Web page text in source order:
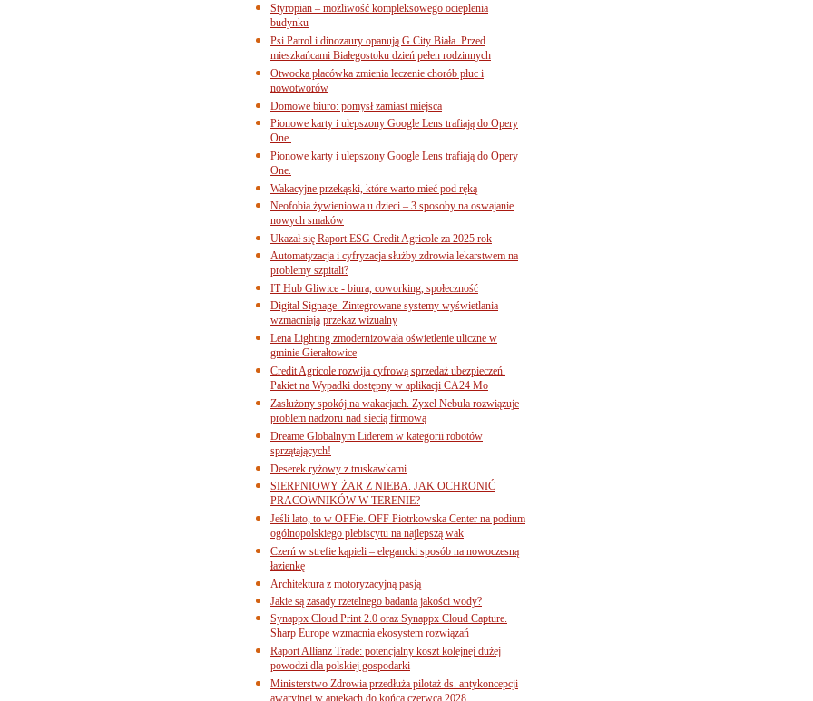
Styropian – możliwość kompleksowego ocieplenia
budynku
Psi Patrol i dinozaury opanują G City Biała. Przed
mieszkańcami Białegostoku dzień pełen rodzinnych
Otwocka placówka zmienia leczenie chorób płuc i
nowotworów
Domowe biuro: pomysł zamiast miejsca
Pionowe karty i ulepszony Google Lens trafiają do Opery
One.
Pionowe karty i ulepszony Google Lens trafiają do Opery
One.
Wakacyjne przekąski, które warto mieć pod ręką
Neofobia żywieniowa u dzieci – 3 sposoby na oswajanie
nowych smaków
Ukazał się Raport ESG Credit Agricole za 2025 rok
Automatyzacja i cyfryzacja służby zdrowia lekarstwem na
problemy szpitali?
IT Hub Gliwice - biura, coworking, społeczność
Digital Signage. Zintegrowane systemy wyświetlania
wzmacniają przekaz wizualny
Lena Lighting zmodernizowała oświetlenie uliczne w
gminie Gierałtowice
Credit Agricole rozwija cyfrową sprzedaż ubezpieczeń.
Pakiet na Wypadki dostępny w aplikacji CA24 Mo
Zasłużony spokój na wakacjach. Zyxel Nebula rozwiązuje
problem nadzoru nad siecią firmową
Dreame Globalnym Liderem w kategorii robotów
sprzątających!
Deserek ryżowy z truskawkami
SIERPNIOWY ŻAR Z NIEBA. JAK OCHRONIĆ
PRACOWNIKÓW W TERENIE?
Jeśli lato, to w OFFie. OFF Piotrkowska Center na podium
ogólnopolskiego plebiscytu na najlepszą wak
Czerń w strefie kąpieli – elegancki sposób na nowoczesną
łazienkę
Architektura z motoryzacyjną pasją
Jakie są zasady rzetelnego badania jakości wody?
Synappx Cloud Print 2.0 oraz Synappx Cloud Capture.
Sharp Europe wzmacnia ekosystem rozwiązań
Raport Allianz Trade: potencjalny koszt kolejnej dużej
powodzi dla polskiej gospodarki
Ministerstwo Zdrowia przedłuża pilotaż ds. antykoncepcji